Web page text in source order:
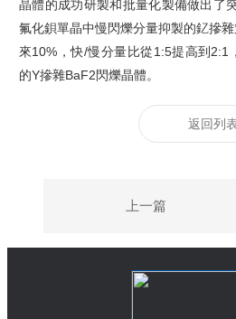
晶體的成功研製和批量化製備做出了
氟化鋇單晶中慢閃爍分量抑製的釔摻
來10%，快/慢分量比從1:5提高到2:1
的Y摻雜BaF2閃爍晶體。
返回列
上一篇